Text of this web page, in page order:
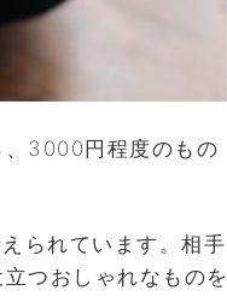
、3000円程度のもの
えられています。相手
つおしゃれなものを